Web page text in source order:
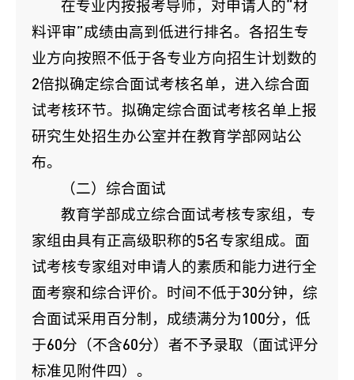
在专业内按报考导师，对申请人的“材
料评审”成绩由高到低进行排名。各招生专
业方向按照不低于各专业方向招生计划数的
2倍拟确定综合面试考核名单，进入综合面
试考核环节。拟确定综合面试考核名单上报
研究生处招生办公室并在教育学部网站公
布。
（二）综合面试
教育学部成立综合面试考核专家组，专
家组由具有正高级职称的5名专家组成。面
试考核专家组对申请人的素质和能力进行全
面考察和综合评价。时间不低于30分钟，综
合面试采用百分制，成绩满分为100分，低
于60分（不含60分）者不予录取（面试评分
标准见附件四）。